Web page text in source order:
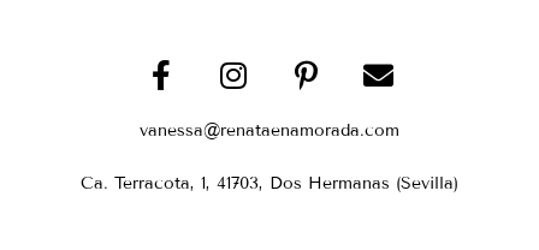
vanessa@renataenamorada.com
Ca. Terracota, 1, 41703, Dos Hermanas (Sevilla)